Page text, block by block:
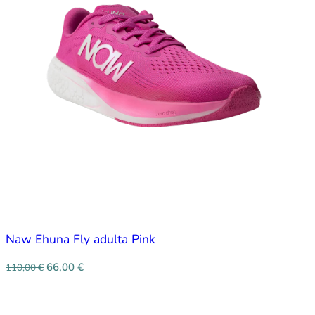
Naw Ehuna Fly adulta Pink
110,00€ 66,00 €